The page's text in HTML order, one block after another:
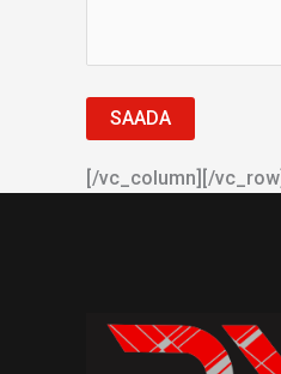
[/vc_column][/vc_row]